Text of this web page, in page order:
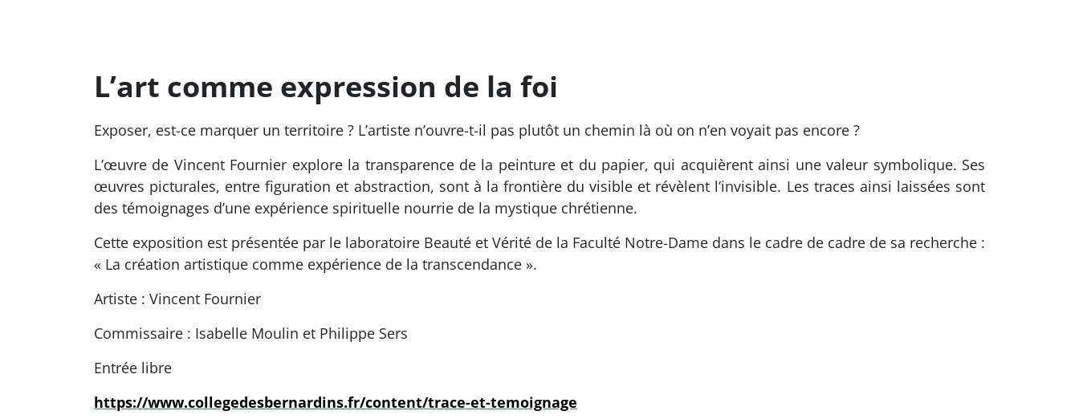
L’art comme expression de la foi
Exposer, est-ce marquer un territoire ? L’artiste n’ouvre-t-il pas plutôt un chemin là où on n’en voyait pas encore ?
L’œuvre de Vincent Fournier explore la transparence de la peinture et du papier, qui acquièrent ainsi une valeur symbolique. Ses
œuvres picturales, entre figuration et abstraction, sont à la frontière du visible et révèlent l’invisible. Les traces ainsi laissées sont
des témoignages d’une expérience spirituelle nourrie de la mystique chrétienne.
Cette exposition est présentée par le laboratoire Beauté et Vérité de la Faculté Notre-Dame dans le cadre de cadre de sa recherche :
« La création artistique comme expérience de la transcendance ».
Artiste : Vincent Fournier
Commissaire : Isabelle Moulin et Philippe Sers
Entrée libre
https://www.collegedesbernardins.fr/content/trace-et-temoignage